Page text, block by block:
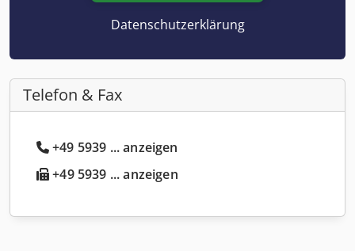
Datenschutzerklärung
Telefon & Fax
+49 5939 ... anzeigen
+49 5939 ... anzeigen